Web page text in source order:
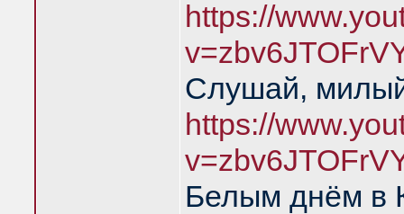
https://
Слушай,
https://
Белым днём в